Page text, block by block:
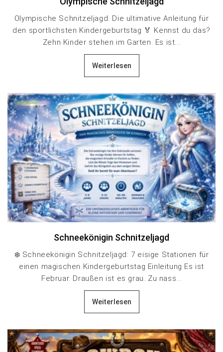
Olympische Schnitzeljagd: Die ultimative Anleitung für
den sportlichsten Kindergeburtstag 🏅 Kennst du das?
Zehn Kinder stehen im Garten. Es ist...
Weiterlesen
Schneekönigin Schnitzeljagd
❄️ Schneekönigin Schnitzeljagd: 7 eisige Stationen für
einen magischen Kindergeburtstag Einleitung Es ist
Februar. Draußen ist es grau. Zu nass...
Weiterlesen